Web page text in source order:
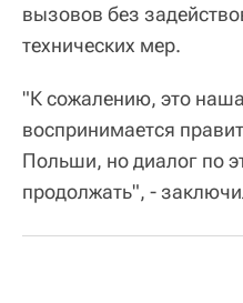
вызовов без
технических мер.
"К сожалению, это
воспринимается
Польши, но диалог по
продолжать", -